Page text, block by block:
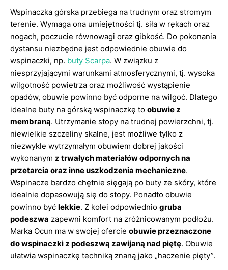
Wspinaczka górska przebiega na trudnym oraz stromym
terenie. Wymaga ona umiejętności tj. siła w rękach oraz
nogach, poczucie równowagi oraz gibkość. Do pokonania
dystansu niezbędne jest odpowiednie obuwie do
wspinaczki, np. buty Scarpa. W związku z
niesprzyjającymi warunkami atmosferycznymi, tj. wysoka
wilgotność powietrza oraz możliwość wystąpienie
opadów, obuwie powinno być odporne na wilgoć. Dlatego
idealne buty na górską wspinaczkę to obuwie z
membraną. Utrzymanie stopy na trudnej powierzchni, tj.
niewielkie szczeliny skalne, jest możliwe tylko z
niezwykle wytrzymałym obuwiem dobrej jakości
wykonanym z trwałych materiałów odpornych na
przetarcia oraz inne uszkodzenia mechaniczne.
Wspinacze bardzo chętnie sięgają po buty ze skóry, które
idealnie dopasowują się do stopy. Ponadto obuwie
powinno być lekkie. Z kolei odpowiednio gruba
podeszwa zapewni komfort na zróżnicowanym podłożu.
Marka Ocun ma w swojej ofercie obuwie przeznaczone
do wspinaczki z podeszwą zawijaną nad piętę. Obuwie
ułatwia wspinaczkę techniką znaną jako „haczenie pięty”.